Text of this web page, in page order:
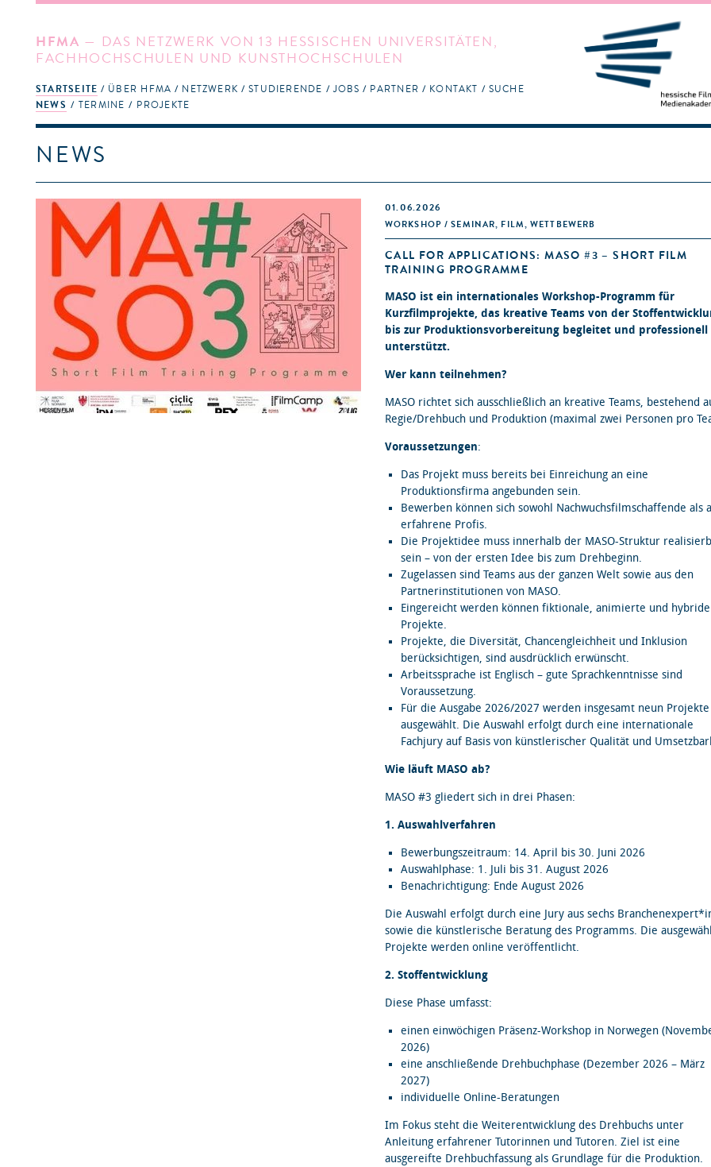
HFMA — DAS NETZWERK VON 13 HESSISCHEN UNIVERSITÄTEN,
FACHHOCHSCHULEN UND KUNSTHOCHSCHULEN
STARTSEITE
NEWS
TERMINE PROJEKTE
ÜBER HFMA NETZWERK STUDIERENDE JOBS PARTNER KONTAKT SUCHE
NEWS
01.06.2026
WORKSHOP / SEMINAR, FILM, WETTBEWERB
CALL FOR APPLICATIONS: MASO #3 – SHORT FILM
TRAINING PROGRAMME
MASO ist ein internationales Workshop-Programm für
Kurzfilmprojekte, das kreative Teams von der
bis zur Produktionsvorbereitung begleitet und professionell
unterstützt.
Wer kann teilnehmen?
MASO richtet sich ausschließlich an kreative Teams, bestehend
Regie/Drehbuch und Produktion (maximal zwei Personen pro
Voraussetzungen:
Das Projekt muss bereits bei Einreichung an eine
Produktionsfirma angebunden sein.
Bewerben können sich sowohl Nachwuchsfilmschaffende als
erfahrene Profis.
Die Projektidee muss innerhalb der MASO-Struktur
sein – von der ersten Idee bis zum Drehbeginn.
Zugelassen sind Teams aus der ganzen Welt sowie aus den
Partnerinstitutionen von MASO.
Eingereicht werden können fiktionale, animierte und hybride
Projekte.
Projekte, die Diversität, Chancengleichheit und Inklusion
berücksichtigen, sind ausdrücklich erwünscht.
Arbeitssprache ist Englisch – gute Sprachkenntnisse sind
Voraussetzung.
Für die Ausgabe 2026/2027 werden insgesamt neun Projekte
ausgewählt. Die Auswahl erfolgt durch eine internationale
Fachjury auf Basis von künstlerischer Qualität und
Wie läuft MASO ab?
MASO #3 gliedert sich in drei Phasen:
1. Auswahlverfahren
Bewerbungszeitraum: 14. April bis 30. Juni 2026
Auswahlphase: 1. Juli bis 31. August 2026
Benachrichtigung: Ende August 2026
Die Auswahl erfolgt durch eine Jury aus sechs
sowie die künstlerische Beratung des Programms. Die
Projekte werden online veröffentlicht.
2. Stoffentwicklung
Diese Phase umfasst:
einen einwöchigen Präsenz-Workshop in Norwegen
2026)
eine anschließende Drehbuchphase (Dezember 2026 – März
2027)
individuelle Online-Beratungen
Im Fokus steht die Weiterentwicklung des Drehbuchs unter
Anleitung erfahrener Tutorinnen und Tutoren. Ziel ist eine
ausgereifte Drehbuchfassung als Grundlage für die Produktion.